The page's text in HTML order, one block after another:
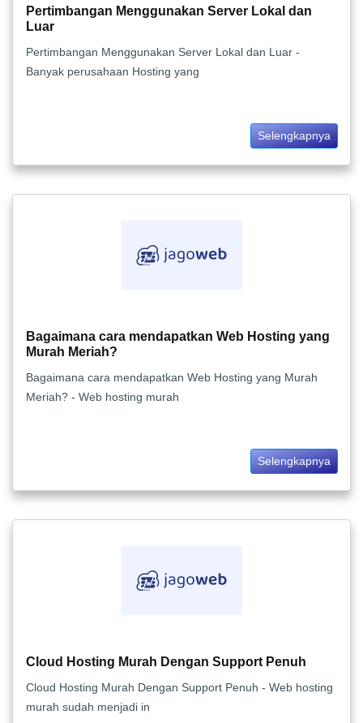
Pertimbangan Menggunakan Server Lokal dan
Luar
Pertimbangan Menggunakan Server Lokal dan Luar -
Banyak perusahaan Hosting yang
Selengkapnya
Bagaimana cara mendapatkan Web Hosting yang
Murah Meriah?
Bagaimana cara mendapatkan Web Hosting yang Murah
Meriah? - Web hosting murah
Selengkapnya
Cloud Hosting Murah Dengan Support Penuh
Cloud Hosting Murah Dengan Support Penuh - Web hosting
murah sudah menjadi in